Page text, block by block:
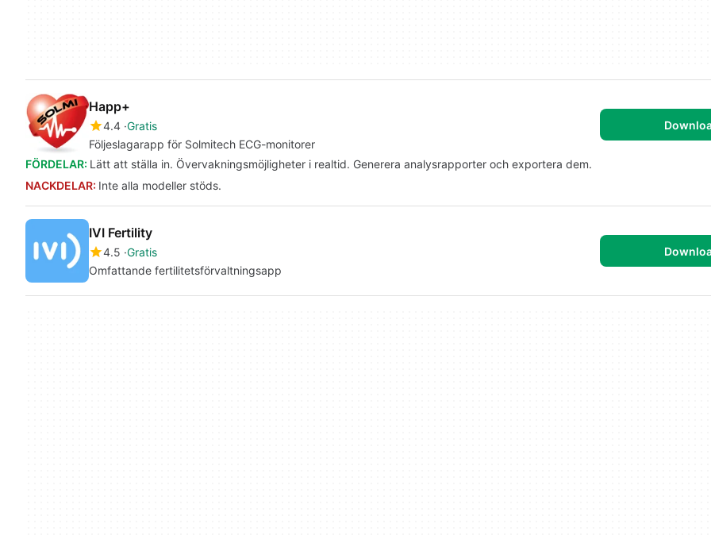
Happ+
4.4 Gratis
Följeslagarapp för Solmitech ECG-monitorer
FÖRDELAR: Lätt att ställa in. Övervakningsmöjligheter i realtid. Generera analysrapporter och exportera dem.
NACKDELAR: Inte alla modeller stöds.
IVI Fertility
4.5 Gratis
Omfattande fertilitetsförvaltningsapp